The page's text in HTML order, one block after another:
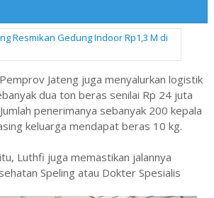
Resmikan Gedung Indoor Rp1,3 M di
Jateng juga menyalurkan logistik
dua ton beras senilai Rp 24 juta
penerimanya sebanyak 200 kepala
keluarga mendapat beras 10 kg.
Luthfi juga memastikan jalannya
Speling atau Dokter Spesialis